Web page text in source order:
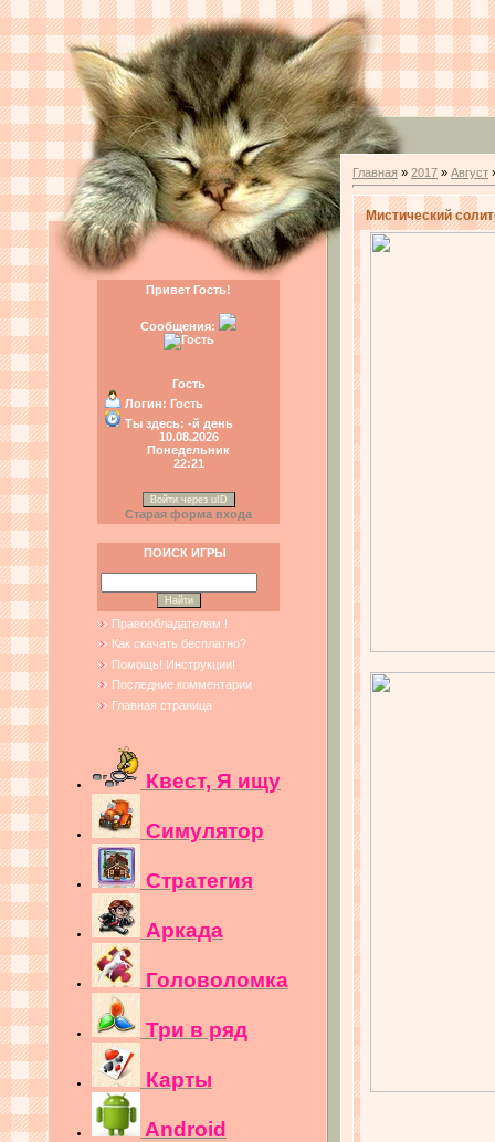
Привет Гость!
Сообщения:
Гость
Логин: Гость
Ты здесь: -й день
10.08.2026
Понедельник
22:21
Войти через uID
Старая форма входа
ПОИСК ИГРЫ
Правообладателям !
Как скачать бесплатно?
Помощь! Инструкции!
Последние комментарии
Главная страница
Квест, Я ищу
Симулятор
Стратегия
Аркада
Головоломка
Три в ряд
Карты
Android
Главная » 2017 » Август
Мистический